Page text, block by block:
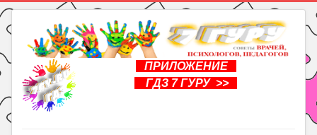
ПРИЛОЖЕНИЕ
ГДЗ 7 ГУРУ >>